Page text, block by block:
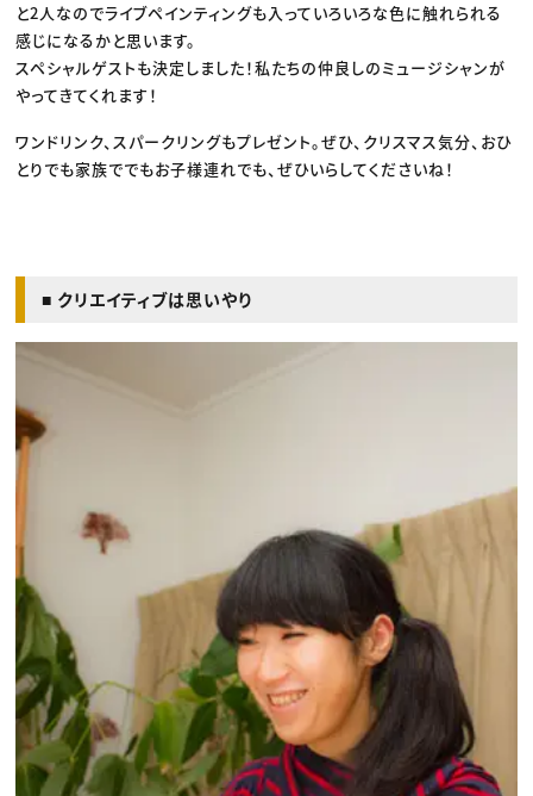
と2人なのでライブペインティングも入っていろいろな色に触れられる
感じになるかと思います。
スペシャルゲストも決定しました！私たちの仲良しのミュージシャンが
やってきてくれます！
ワンドリンク、スパークリングもプレゼント。ぜひ、クリスマス気分、おひ
とりでも家族ででもお子様連れでも、ぜひいらしてくださいね！
■ クリエイティブは思いやり